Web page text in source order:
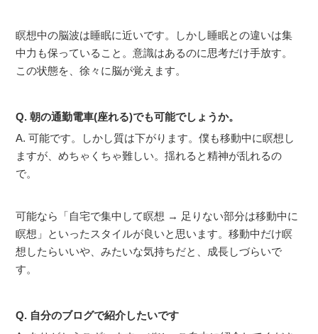
瞑想中の脳波は睡眠に近いです。しかし睡眠との違いは集
中力も保っていること。意識はあるのに思考だけ手放す。
この状態を、徐々に脳が覚えます。
Q. 朝の通勤電車(座れる)でも可能でしょうか。
A. 可能です。しかし質は下がります。僕も移動中に瞑想し
ますが、めちゃくちゃ難しい。揺れると精神が乱れるの
で。
可能なら「自宅で集中して瞑想 → 足りない部分は移動中に
瞑想」といったスタイルが良いと思います。移動中だけ瞑
想したらいいや、みたいな気持ちだと、成長しづらいで
す。
Q. 自分のブログで紹介したいです